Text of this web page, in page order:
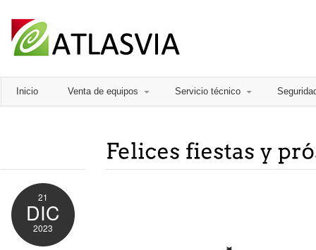
Inicio Venta de equipos Servicio técnico
21
DIC
2023